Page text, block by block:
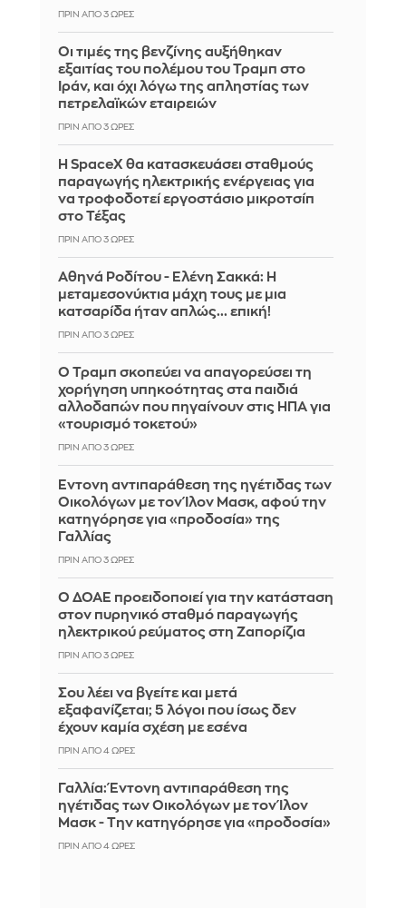
ΠΡΙΝ ΑΠΌ 3 ΏΡΕΣ
Οι τιμές της βενζίνης αυξήθηκαν
εξαιτίας του πολέμου του Τραμπ στο
Ιράν, και όχι λόγω της απληστίας των
πετρελαϊκών εταιρειών
ΠΡΙΝ ΑΠΌ 3 ΏΡΕΣ
Η SpaceX θα κατασκευάσει σταθμούς
παραγωγής ηλεκτρικής ενέργειας για
να τροφοδοτεί εργοστάσιο μικροτσίπ
στο Τέξας
ΠΡΙΝ ΑΠΌ 3 ΏΡΕΣ
Αθηνά Ροδίτου - Ελένη Σακκά: Η
μεταμεσονύκτια μάχη τους με μια
κατσαρίδα ήταν απλώς... επική!
ΠΡΙΝ ΑΠΌ 3 ΏΡΕΣ
Ο Τραμπ σκοπεύει να απαγορεύσει τη
χορήγηση υπηκοότητας στα παιδιά
αλλοδαπών που πηγαίνουν στις ΗΠΑ για
«τουρισμό τοκετού»
ΠΡΙΝ ΑΠΌ 3 ΏΡΕΣ
Έντονη αντιπαράθεση της ηγέτιδας των
Οικολόγων με τον Ίλον Μασκ, αφού την
κατηγόρησε για «προδοσία» της
Γαλλίας
ΠΡΙΝ ΑΠΌ 3 ΏΡΕΣ
Ο ΔΟΑΕ προειδοποιεί για την κατάσταση
στον πυρηνικό σταθμό παραγωγής
ηλεκτρικού ρεύματος στη Ζαπορίζια
ΠΡΙΝ ΑΠΌ 3 ΏΡΕΣ
Σου λέει να βγείτε και μετά
εξαφανίζεται; 5 λόγοι που ίσως δεν
έχουν καμία σχέση με εσένα
ΠΡΙΝ ΑΠΌ 4 ΏΡΕΣ
Γαλλία: Έντονη αντιπαράθεση της
ηγέτιδας των Οικολόγων με τον Ίλον
Μασκ - Την κατηγόρησε για «προδοσία»
ΠΡΙΝ ΑΠΌ 4 ΏΡΕΣ